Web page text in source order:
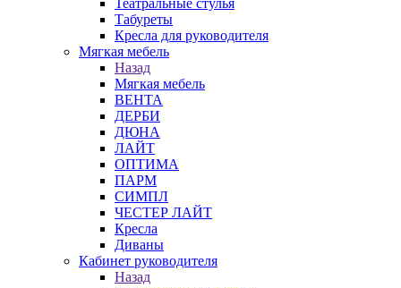
Театральные стулья
Табуреты
Кресла для руководителя
Мягкая мебель
Назад
Мягкая мебель
ВЕНТА
ДЕРБИ
ДЮНА
ЛАЙТ
ОПТИМА
ПАРМ
СИМПЛ
ЧЕСТЕР ЛАЙТ
Кресла
Диваны
Кабинет руководителя
Назад